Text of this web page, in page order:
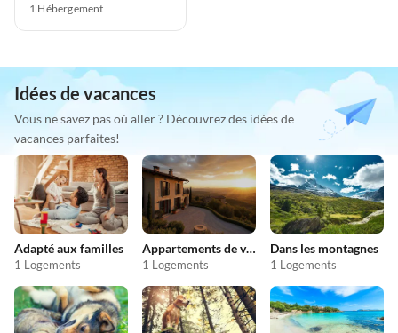
1 Hébergement
Idées de vacances
Vous ne savez pas où aller ? Découvrez des idées de
vacances parfaites!
Adapté aux familles
1 Logements
Appartements de vacances pas chers
1 Logements
Dans les montagnes
1 Logements